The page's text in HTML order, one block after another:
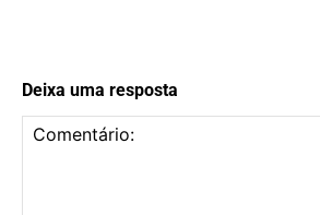
Deixa uma resposta